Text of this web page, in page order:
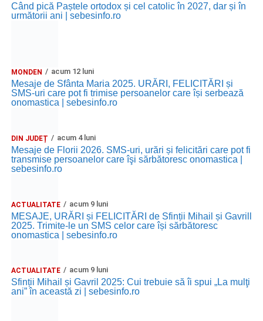
Copiii în armonia orașului
Ora 11.00– Curtea Școlii „M. Kogălniceanu”: activități
recreative pentru copii.
Ora 18.30– Aula Primăriei Municipiului Sebeș:
festivitatea de premiere a șefilor de promoție și a elevilor
Ora 19.00– Parcul Tineretului:Spectacol pentru copii și
Spuma Party.
Alexandra Pamfilie și Școala de muzică „DoReMi”
;
Când pică Paștele ortodox și cel catolic în 2027, dar și în
următorii ani | sebesinfo.ro
MONDEN acum 12 luni
Mesaje de Sfânta Maria 2025. URĂRI, FELICITĂRI și
SMS-uri care pot fi trimise persoanelor care își serbează
onomastica | sebesinfo.ro
DIN JUDEȚ acum 4 luni
Mesaje de Florii 2026. SMS-uri, urări și felicitări care pot fi
transmise persoanelor care îşi sărbătoresc onomastica |
sebesinfo.ro
ACTUALITATE acum 9 luni
MESAJE, URĂRI și FELICITĂRI de Sfinții Mihail și Gavrill
2025. Trimite-le un SMS celor care își sărbătoresc
onomastica | sebesinfo.ro
ACTUALITATE acum 9 luni
Sfinții Mihail și Gavril 2025: Cui trebuie să îi spui „La mulţi
ani” în această zi | sebesinfo.ro